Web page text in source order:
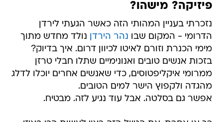
פיזיקה? מישהו?
נזכרתי בעניין המהותי הזה כאשר הגעתי לירדן
הדרומי - המקום שבו נהר הירדן נולד מחדש מתוך
מימי הכנרת וזורם לאיטו לכיוון דרום. איך בדיוק?
בזכות אנשים טובים ואנונימיים שתלו חבלי טרזן
ממרומי איקליפטוסים, כדי שאנשים אחרים יוכלו לדלג
מהגדה ולקפוץ הישר למים הטובים.
אפשר גם בסלטה. אבל עוד נגיע לזה. מבטיח.